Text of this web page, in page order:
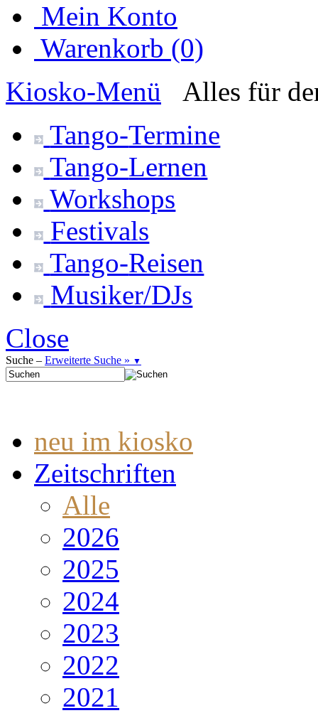
Mein Konto
Warenkorb (0)
Kiosko-Menü
Alles für
Tango-Termine
Tango-Lernen
Workshops
Festivals
Tango-Reisen
Musiker/DJs
Close
Suche – Erweiterte Suche » ▼
neu im kiosko
Zeitschriften
Alle
2026
2025
2024
2023
2022
2021